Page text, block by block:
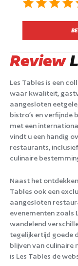
Review
Les Tables is een
waar kwaliteit,
aangesloten
bistro’s en
met een
vindt u een handig
restaurants,
culinaire
Naast het
Tables ook een
aangesloten
evenementen zoals
wandelend
tegelijkertijd goede
blijven van culinaire
is Les Tables de